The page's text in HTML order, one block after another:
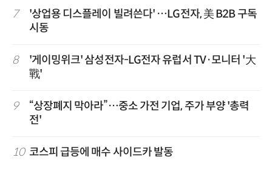
7
'상업용 디스플레이 빌려쓴다' …LG전자, 美 B2B 구독
시동
8
'게이밍위크' 삼성전자-LG전자 유럽서 TV·모니터 '大
戰'
9
“상장폐지 막아라”…중소 가전 기업, 주가 부양 '총력
전'
10 코스피 급등에 매수 사이드카 발동